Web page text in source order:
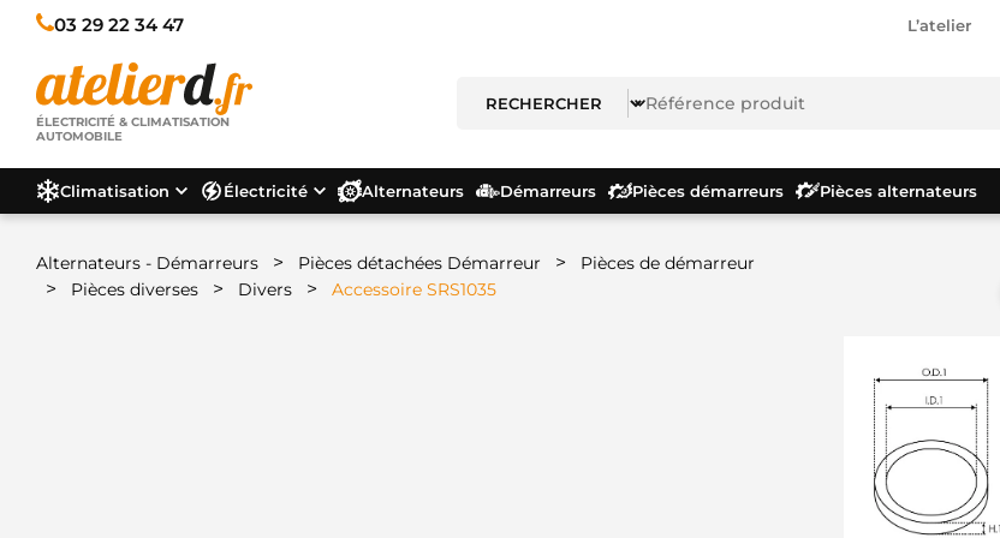
03 29 22 34 47 L’atelier
ÉLECTRICITÉ & CLIMATISATION
AUTOMOBILE
Climatisation Électricité Alternateurs Démarreurs Pièces démarreurs Pièces alternateurs
Alternateurs - Démarreurs > Pièces détachées Démarreur > Pièces de démarreur
> Pièces diverses > Divers > Accessoire SRS1035